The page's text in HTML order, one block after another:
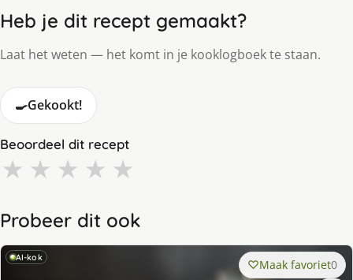
Heb je dit recept gemaakt?
Laat het weten — het komt in je kooklogboek te staan.
🍳Gekookt!
Beoordeel dit recept
★ ★ ★ ★ ★
Probeer dit ook
AI-kok Maak favoriet0